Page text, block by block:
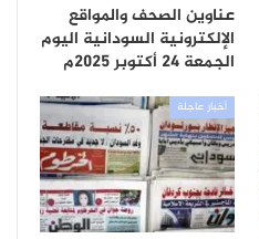
عناوين الصحف والمواقع
الإلكترونية السودانية اليوم
الجمعة 24 أكتوبر 2025م
أخبار عاجلة